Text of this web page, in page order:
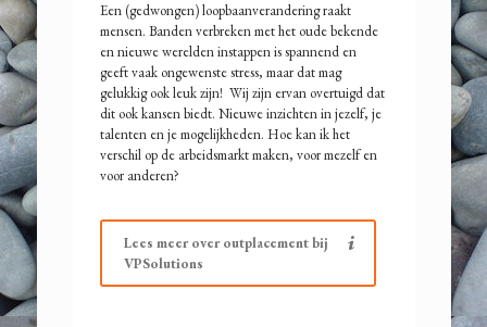
Een (gedwongen) loopbaanverandering raakt
mensen. Banden verbreken met het oude bekende
en nieuwe werelden instappen is spannend en
geeft vaak ongewenste stress, maar dat mag
gelukkig ook leuk zijn! Wij zijn ervan overtuigd dat
dit ook kansen biedt. Nieuwe inzichten in jezelf, je
talenten en je mogelijkheden. Hoe kan ik het
verschil op de arbeidsmarkt maken, voor mezelf en
voor anderen?
Lees meer over outplacement bij
VPSolutions